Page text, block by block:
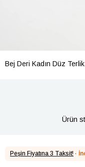
Bej Deri Kadın Düz Terlik
Ürün
Peşin Fiyatına 3 Taksit! ·